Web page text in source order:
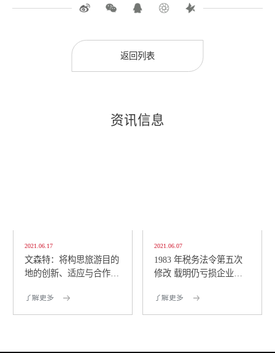
返回列表
资讯信息
2021.06.17
文森特：将构思旅游目的
地的创新、适应与合作策
了解更多
2021.06.07
1983 年税务法令第五次
修改 载明仍亏损企业可
了解更多